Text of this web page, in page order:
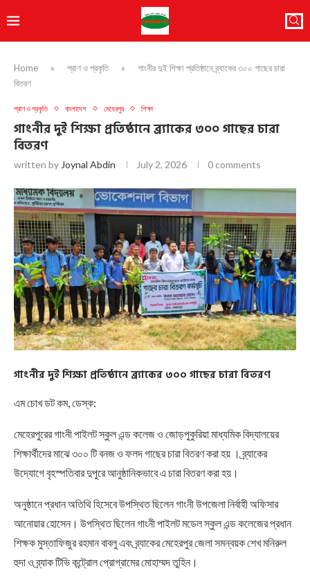
Home » প্রাণ ও প্রকৃতি »
গাংনীর দুই শিক্ষা প্রতিষ্ঠানে ব্র্যাকের ৩০০ গাছের চারা
বিতরণ
প্রাণ ও প্রকৃতি বাংলাদেশ মেহেরপুর শিক্ষা
গাংনীর দুই শিক্ষা প্রতিষ্ঠানে ব্র্যাকের ৩০০ গাছের চারা
বিতরণ
written by Joynal Abdin July 2, 2026 0 comments
গাংনীর দুই শিক্ষা প্রতিষ্ঠানে ব্র্যাকের ৩০০ গাছের চারা বিতরণ
এম চোখ ডট কম, ডেস্ক:
মেহেরপুরের গাংনী পাইলট স্কুল এন্ড কলেজ ও জোড়পুকুরিয়া মাধ্যমিক বিদ্যালয়ের
শিক্ষার্থীদের মাঝে ৩০০ টি বনজ ও ফলদ গাছের চারা বিতরণ করা হয় । ব্র্যাকের
উদ্যোগে বৃহস্পতিবার দুপুরে আনুষ্ঠানিকভাবে এ চারা বিতরণ করা হয়।
অনুষ্ঠানে প্রধান অতিথি হিসেবে উপস্থিত ছিলেন গাংনী উপজেলা নির্বাহী অফিসার
আনোয়ার হোসেন। উপস্থিত ছিলেন গাংনী পাইলট মডেল স্কুল এন্ড কলেজের প্রধান
শিক্ষক মুস্তাফিজুর রহমান বাবলু এবং ব্র্যাকের মেহেরপুর জেলা সমন্বয়ক শেখ মনিরুল
হুদা ও ব্র্যাক টিভি কন্ট্রোল প্রোগ্রামের মোহাম্মদ তুহিন।